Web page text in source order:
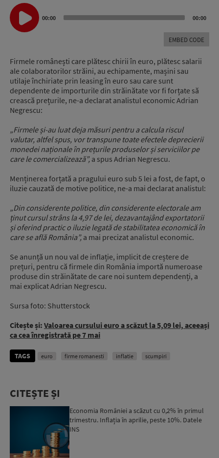
Audio
Player
00:00 00:00
EMBED CODE
Firmele românești care plătesc chirii în euro, plătesc salarii
ale colaboratorilor străini, au echipamente, mașini sau
utilaje închiriate prin leasing în euro sau care sunt
dependente de importurile din străinătate vor fi forțate să
crească prețurile, ne-a declarat analistul economic Adrian
Negrescu:
„Firmele și-au luat deja măsuri pentru a calcula riscul
valutar, altfel spus, vor transpune toate efectele deprecierii
monedei naționale în prețurile produselor și serviciilor pe
care le comercializează”, a spus Adrian Negrescu.
Menținerea forțată a pragului euro sub 5 lei a fost, de fapt, o
iluzie cauzată de motive politice, ne-a mai declarat analistul:
„Din considerente politice, din considerente electorale am
ținut cursul strâns la 4,97 de lei, dezavantajând exportatorii
și oferind practic o iluzie legată de stabilitatea economică în
care se află România”, a mai precizat analistul economic.
Se anunță un nou val de inflație, implicit de creștere de
prețuri, pentru că firmele din România importă numeroase
produse din străinătate de care noi suntem dependenți, a
mai explicat Adrian Negrescu.
Sursa foto: Shutterstock
Citește și: Valoarea cursului euro a scăzut la 5,09 lei, aceeași
ca cea înregistrată pe 7 mai
TAGS euro firme romanesti inflatie scumpiri
CITEȘTE ȘI
Economia României a scăzut cu 0,2% în primul
trimestru. Inflația în aprilie, peste 10%. Datele
INS